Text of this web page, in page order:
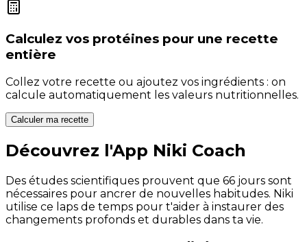
Calculez vos protéines pour une recette
entière
Collez votre recette ou ajoutez vos ingrédients : on
calcule automatiquement les valeurs nutritionnelles.
Calculer ma recette
Découvrez l'App Niki Coach
Des études scientifiques prouvent que 66 jours sont
nécessaires pour ancrer de nouvelles habitudes. Niki
utilise ce laps de temps pour t'aider à instaurer des
changements profonds et durables dans ta vie.